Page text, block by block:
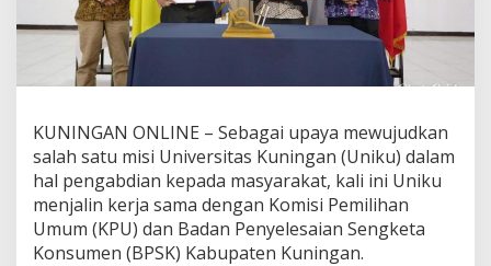
KUNINGAN ONLINE – Sebagai upaya mewujudkan
salah satu misi Universitas Kuningan (Uniku) dalam
hal pengabdian kepada masyarakat, kali ini Uniku
menjalin kerja sama dengan Komisi Pemilihan
Umum (KPU) dan Badan Penyelesaian Sengketa
Konsumen (BPSK) Kabupaten Kuningan.